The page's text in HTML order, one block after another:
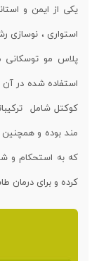
یکی از ایمن و
استواری ،
پلاس مو توسکانی
استفاده شده در آن
کوکتل شامل
مند بوده و
که به استحکام و
کرده و برای درمان